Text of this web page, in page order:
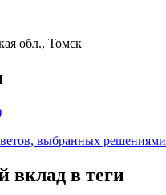
обл., Томск
выбранных решениями
вклад в теги